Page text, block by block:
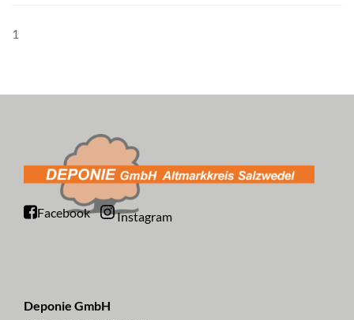
1
Facebook Instagram
Deponie GmbH